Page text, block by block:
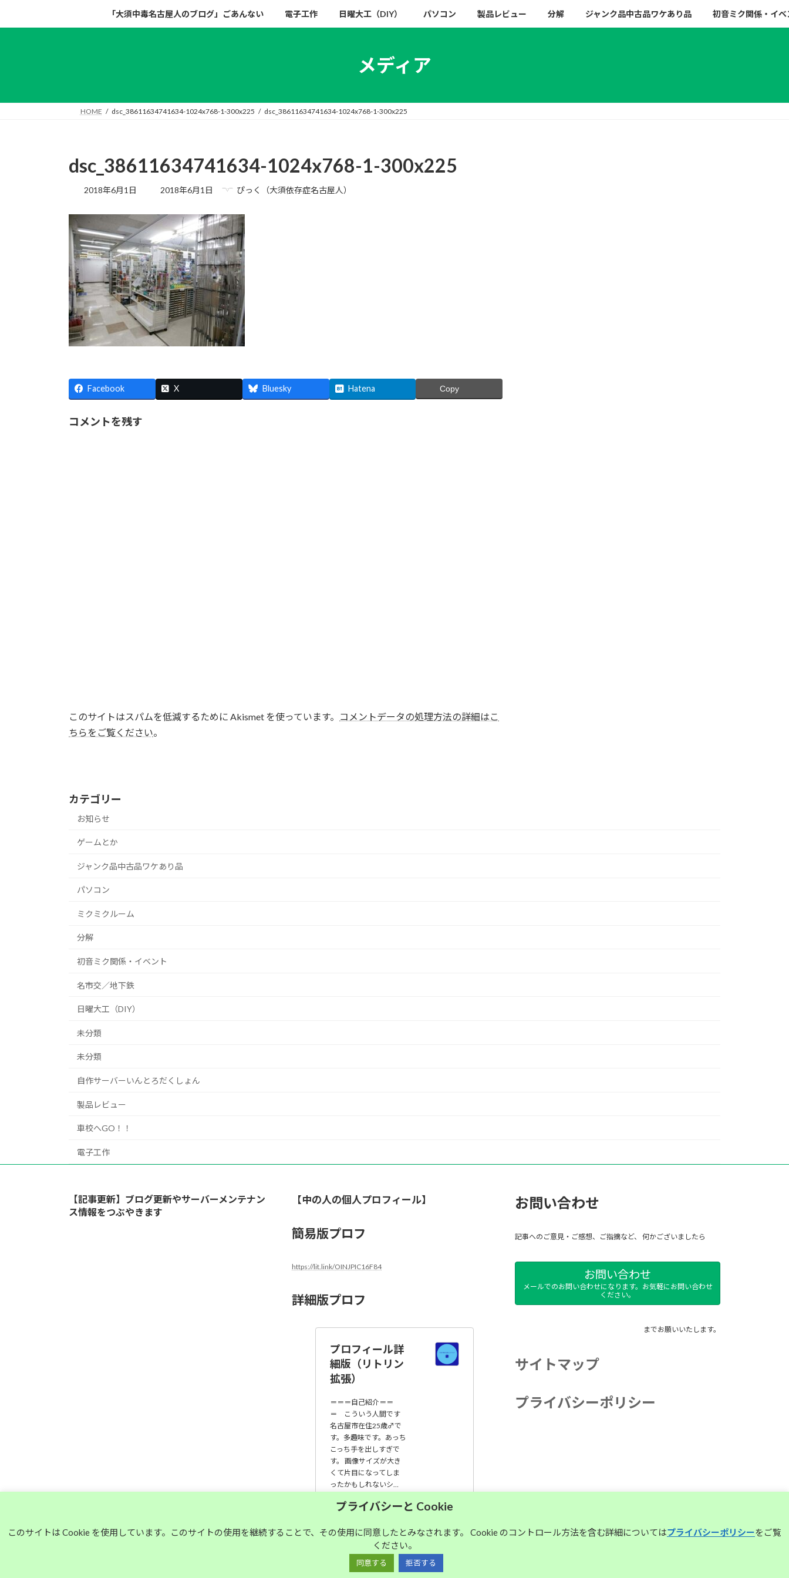
キ
に
「大須中毒名古屋人のブログ」ごあんない 電子工作 日曜大工（DIY） パソコン 製品レビュー 分解 ジャンク品中古品ワケあり品 初音ミク関係・イベ
メディア
HOME dsc_38611634741634-1024x768-1-300x225 dsc_38611634741634-1024x768-1-300x225
dsc_38611634741634-1024x768-1-300x225
2018年6月1日
最
更
新
時
:
2018年6月1日 ぴっく（大須依存症名古屋人）
Facebook X Bluesky Hatena Copy
コメントを残す
このサイトはスパムを低減するために Akismet を使っています。
コメントデータの処理方法の詳細はこ
ちらをご覧ください。
カテゴリー
お知らせ
ゲームとか
ジャンク品中古品ワケあり品
パソコン
ミクミクルーム
分解
初音ミク関係・イベント
名市交／地下鉄
日曜大工（DIY）
未分類
未分類
自作サーバーいんとろだくしょん
製品レビュー
車校へGO！！
電子工作
【記事更新】ブログ更新やサーバーメンテナン
ス情報をつぶやきます
【中の人の個人プロフィール】
簡易版プロフ
https://lit.link/OINJPIC16F84
詳細版プロフ
プロフィール詳
細版（リトリン
拡張）
＝＝＝自己紹介＝＝
＝ こういう人間です
名古屋市在住25歳♂で
す。多趣味です。あっち
こっち手を出しすぎで
す。 画像サイズが大き
くて片目になってしま
ったかもしれないシ…
大須中毒名古屋人
お問い合わせ
記事へのご意見・ご感想、ご指摘など、 何かございましたら
お問い合わせ
メールでのお問い合わせになります。お気軽にお問い合わせ
ください。
までお願いいたします。
サイトマップ
プライバシーポリシー
Copyright © 大須中毒名古屋人のブログ All Rights Reserved.
プライバシーと Cookie
このサイトは Cookie を使用しています。このサイトの使用を継続することで、その使用に同意したとみなされます。 Cookie のコントロール方法を含む詳細についてはプライバシーポリシーをご覧
ください。
同意する 拒否する